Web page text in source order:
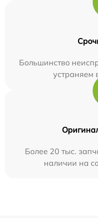
Большинство
устраняем
Более 20 тыс.
наличии на